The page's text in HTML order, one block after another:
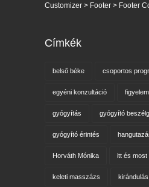
Customizer > Footer > Footer
Címkék
belső béke csoportos
egyéni konzultáció figyelem
gyógyítás gyógyító
gyógyító érintés
Horváth Mónika itt és most
keleti masszázs kirándulás